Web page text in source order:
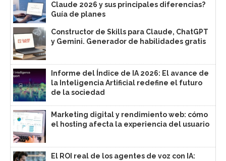
Claude 2026 y sus principales diferencias?
Guía de planes
Constructor de Skills para Claude, ChatGPT
y Gemini. Generador de habilidades gratis
Informe del Índice de IA 2026: El avance de
la Inteligencia Artificial redefine el futuro
de la sociedad
Marketing digital y rendimiento web: cómo
el hosting afecta la experiencia del usuario
El ROI real de los agentes de voz con IA: